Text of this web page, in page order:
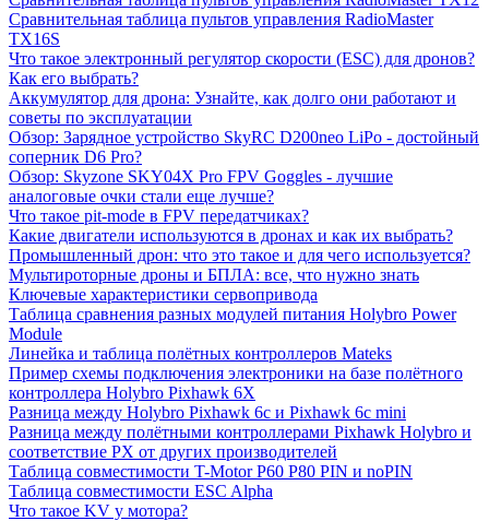
Сравнительная таблица пультов управления RadioMaster
TX16S
Что такое электронный регулятор скорости (ESC) для дронов?
Как его выбрать?
Аккумулятор для дрона: Узнайте, как долго они работают и
советы по эксплуатации
Обзор: Зарядное устройство SkyRC D200neo LiPo - достойный
соперник D6 Pro?
Обзор: Skyzone SKY04X Pro FPV Goggles - лучшие
аналоговые очки стали еще лучше?
Что такое pit-mode в FPV передатчиках?
Какие двигатели используются в дронах и как их выбрать?
Промышленный дрон: что это такое и для чего используется?
Мультироторные дроны и БПЛА: все, что нужно знать
Ключевые характеристики cервопривода
Таблица сравнения разных модулей питания Holybro Power
Module
Линейка и таблица полётных контроллеров Mateks
Пример схемы подключения электроники на базе полётного
контроллера Holybro Pixhawk 6X
Разница между Holybro Pixhawk 6c и Pixhawk 6c mini
Разница между полётными контроллерами Pixhawk Holybro и
соответствие PX от других производителей
Таблица совместимости T-Motor P60 P80 PIN и noPIN
Таблица совместимости ESC Alpha
Что такое KV у мотора?